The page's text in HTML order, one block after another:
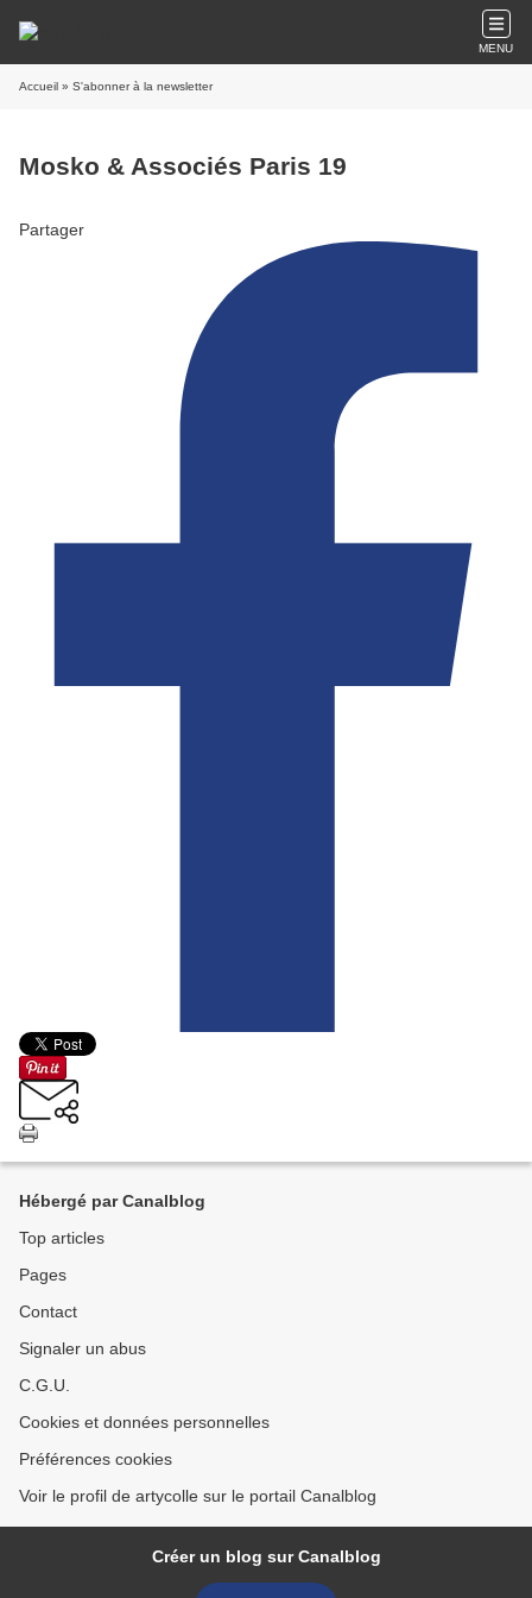
MENU
Accueil » S'abonner à la newsletter
Mosko & Associés Paris 19
Partager
Hébergé par Canalblog
Top articles
Pages
Contact
Signaler un abus
C.G.U.
Cookies et données personnelles
Préférences cookies
Voir le profil de artycolle sur le portail Canalblog
Créer un blog sur Canalblog